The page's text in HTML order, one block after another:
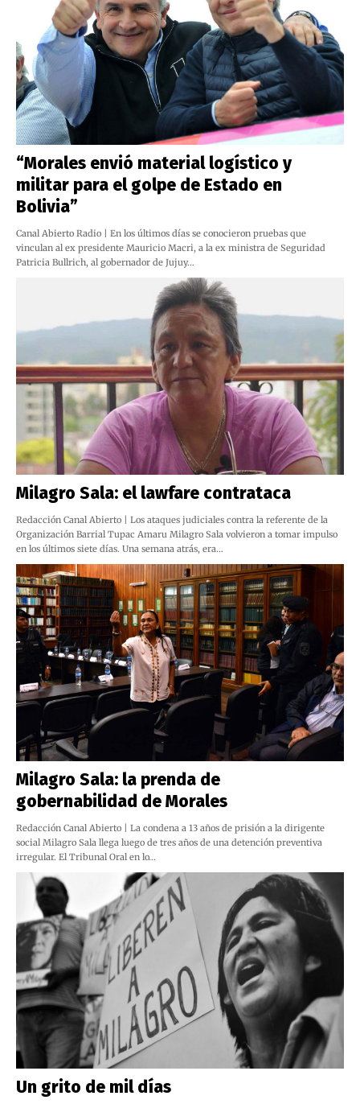
“Morales envió material logístico y
militar para el golpe de Estado en
Bolivia”
Canal Abierto Radio | En los últimos días se conocieron pruebas que
vinculan al ex presidente Mauricio Macri, a la ex ministra de Seguridad
Patricia Bullrich, al gobernador de Jujuy…
Milagro Sala: el lawfare contrataca
Redacción Canal Abierto | Los ataques judiciales contra la referente de la
Organización Barrial Tupac Amaru Milagro Sala volvieron a tomar impulso
en los últimos siete días. Una semana atrás, era…
Milagro Sala: la prenda de
gobernabilidad de Morales
Redacción Canal Abierto | La condena a 13 años de prisión a la dirigente
social Milagro Sala llega luego de tres años de una detención preventiva
irregular. El Tribunal Oral en lo…
Un grito de mil días